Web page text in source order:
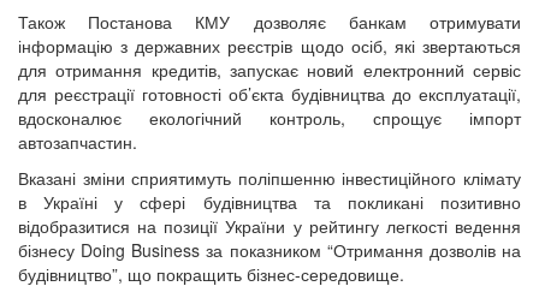
Також Постанова КМУ дозволяє банкам отримувати
інформацію з державних реєстрів щодо осіб, які звертаються
для отримання кредитів, запускає новий електронний сервіс
для реєстрації готовності об’єкта будівництва до експлуатації,
вдосконалює екологічний контроль, спрощує імпорт
автозапчастин.
Вказані зміни сприятимуть поліпшенню інвестиційного клімату
в Україні у сфері будівництва та покликані позитивно
відобразитися на позиції України у рейтингу легкості ведення
бізнесу Doing Business за показником “Отримання дозволів на
будівництво”, що покращить бізнес-середовище.